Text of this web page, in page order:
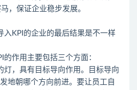
，保证企业稳步发展。
入KPI的企业的最后结果是不一样
作用主要包括三个方面：
灯，具有目标导向作用。目标导向
地朝哪个方向前进。要让员工自